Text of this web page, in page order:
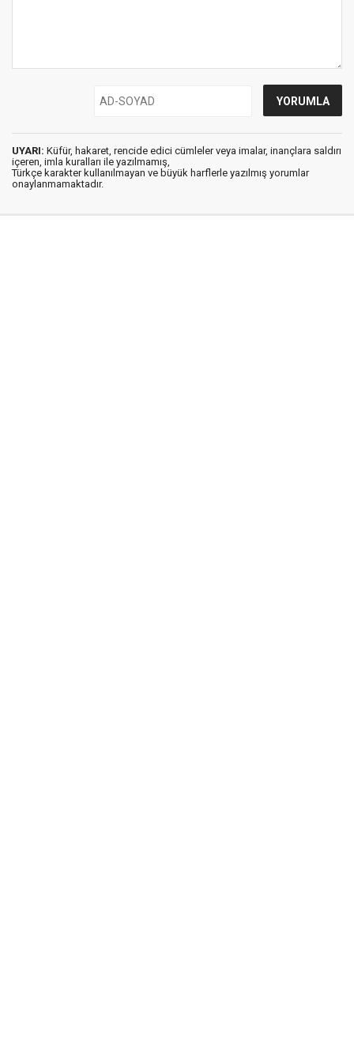
UYARI: Küfür, hakaret, rencide edici cümleler veya imalar, inançlara saldırı
içeren, imla kuralları ile yazılmamış,
Türkçe karakter kullanılmayan ve büyük harflerle yazılmış yorumlar
onaylanmamaktadır.